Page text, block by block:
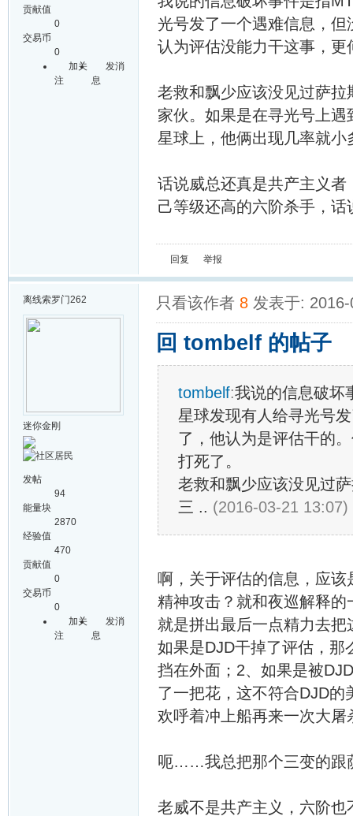
贡献值
0
交易币
0
加关
注
发消
息
光号发了一个遇难信息，
认为评估没能力干这事，
老救和飘少应该没见过萨
家伙。如果是在寻光号上
星球上，他俩出现几率就
话说威总还真是共产主义
己等级还高的六阶杀手，
回复 举报
离线索罗门262
迷你金刚
发帖
94
能量块
2870
经验值
470
贡献值
0
交易币
0
加关
注
发消
息
只看该作者 8 发表于:
回 tombelf 的帖子
tombelf:我说的信息破坏
星球发现有人给寻光号
了，他认为是评估干的
打死了。
老救和飘少应该没见过
三 .. (2016-03-21 13:07)
啊，关于评估的信息，应
精神攻击？就和夜巡解释
就是拼出最后一点精力去
如果是DJD干掉了评估，那
挡在外面；2、如果是被
了一把花，这不符合DJD
欢呼着冲上船再来一次大
呃……我总把那个三变的
老威不是共产主义，六阶